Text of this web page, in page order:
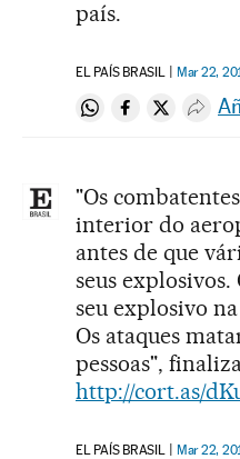
país.
EL PAÍS BRASIL Mar 22,
Compartir en
Compartir en
"Os
interior do
antes de que
seus
seu explosivo
Os ataques
pessoas",
http://cort.as/
EL PAÍS BRASIL Mar 22,